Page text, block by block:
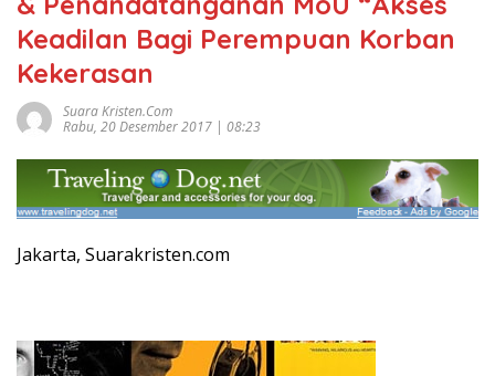
Keadilan Bagi Perempuan Korban
Kekerasan
Suara Kristen.com
Rabu, 20 Desember 2017 | 08:23
Jakarta, Suarakristen.com